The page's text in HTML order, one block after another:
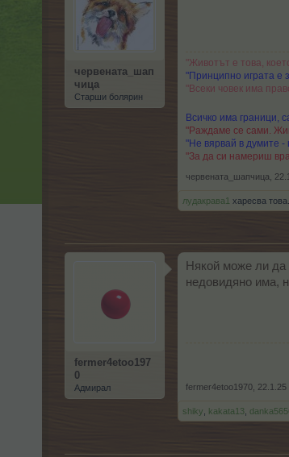
червената_шап
чица
Старши болярин
"Животът е това,
"Принципно играта е
"Всеки човек има
Всичко има граници,
"Раждаме се сами.
"Не вярвай в думите -
"За да си намериш
червената_шапчица
лудакрава1 харесва това.
fermer4etoo197
0
Адмирал
Някой може ли да
недовидяно има,
fermer4etoo1970 22.1.25
shiky kakata13